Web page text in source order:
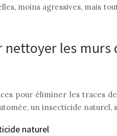
moins agressives, mais
les murs
pour éliminer les traces
un insecticide naturel,
naturel